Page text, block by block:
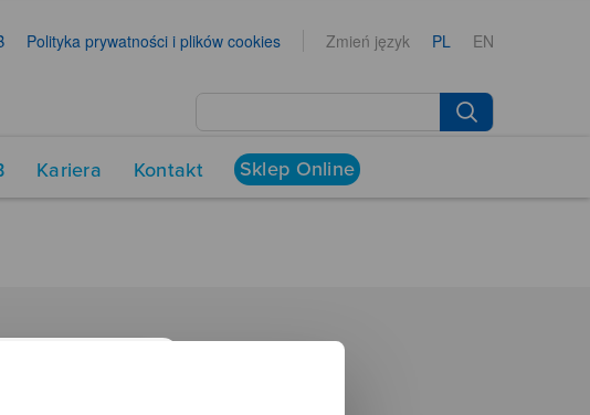
Polityka prywatności i plików cookies Zmień język PL EN
Kariera Kontakt Sklep Online